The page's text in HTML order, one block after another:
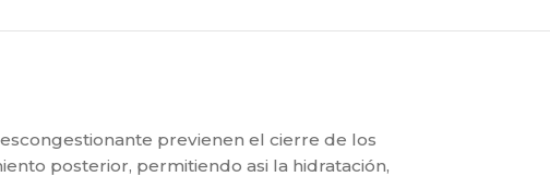
previenen el cierre de los
posterior, permitiendo asi la hidratación,